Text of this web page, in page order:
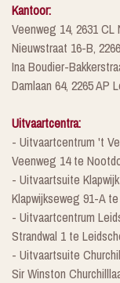
Kantoor:
Veenweg 14, 2631 CL
Nieuwstraat 16-B,
Ina Boudier-
Damlaan 64, 2265 AP
Uitvaartcentra:
- Uitvaartcentrum 't
Veenweg 14 te
- Uitvaartsuite Klapwijk
Klapwijkseweg 91-A
- Uitvaartcentrum
Strandwal 1 te
- Uitvaartsuite
Sir Winston